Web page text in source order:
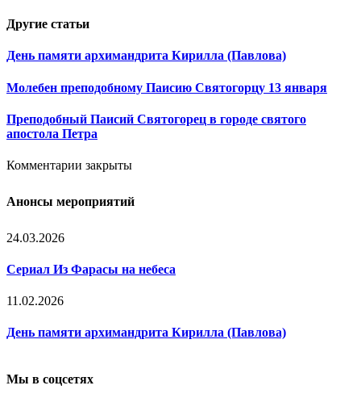
Другие статьи
День памяти архимандрита Кирилла (Павлова)
Молебен преподобному Паисию Святогорцу 13 января
Преподобный Паисий Святогорец в городе святого
апостола Петра
Комментарии закрыты
Анонсы мероприятий
24.03.2026
Сериал Из Фарасы на небеса
11.02.2026
День памяти архимандрита Кирилла (Павлова)
Мы в соцсетях